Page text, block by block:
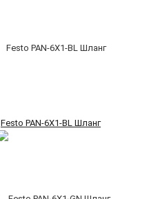
Festo PAN-6X1-BL Шланг